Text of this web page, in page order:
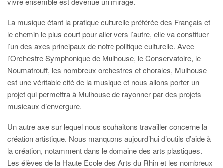
La musique étant la pratique culturelle préférée des Français et
le chemin le plus court pour aller vers l’autre, elle va constituer
l’un des axes principaux de notre politique culturelle. Avec
l’Orchestre Symphonique de Mulhouse, le Conservatoire, le
Noumatrouff, les nombreux orchestres et chorales, Mulhouse
est une véritable cité de la musique et nous allons porter un
projet qui permettra à Mulhouse de rayonner par des projets
musicaux d’envergure.
Un autre axe sur lequel nous souhaitons travailler concerne la
création artistique. Nous manquons aujourd’hui d’outils d’aide à
la création, notamment dans le domaine des arts plastiques.
Les élèves de la Haute Ecole des Arts du Rhin et les nombreux